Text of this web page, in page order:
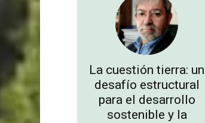
La cuestión tierra: un
desafío estructural
para el desarrollo
sostenible y la